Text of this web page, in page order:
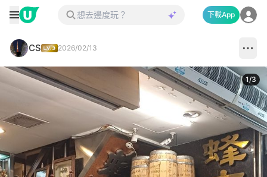
下載App
CS 2026/02/13
1/3